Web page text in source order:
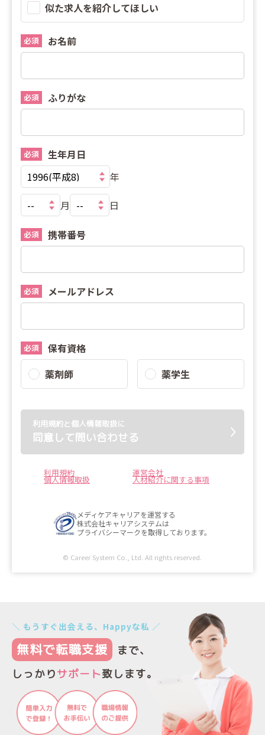
似た求人を紹介してほしい
必須 お名前
必須 ふりがな
必須
生年月日
年
月
日
必須 携帯番号
必須 メールアドレス
必須
保有資格
薬剤師
薬学生
利用規約と個人情報取扱に
同意して問い合わせる
利用規約 運営会社
個人情報取扱 人材紹介に関する事項
メディケアキャリアを運営する
株式会社キャリアシステムは
プライバシーマークを取得しております。
© Career System Co., Ltd. All rights reserved.
＼ もうすぐ出会える、Happyな私 ／
無料で転職支援
まで、
しっかりサポート致します。